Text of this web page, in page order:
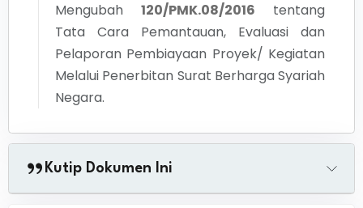
Mengubah
120/PMK.08/2016
tentang
Tata Cara Pemantauan, Evaluasi dan
Pelaporan Pembiayaan Proyek/ Kegiatan
Melalui Penerbitan Surat Berharga Syariah
Negara.
Kutip Dokumen Ini